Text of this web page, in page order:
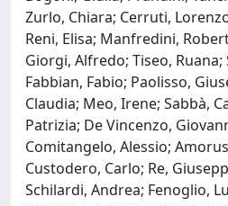
Zurlo, Chiara; Cerruti,
Reni, Elisa; Manfredini,
Giorgi, Alfredo; Tiseo, Ruana;
Fabbian, Fabio; Paolisso,
Claudia; Meo, Irene; Sabbà,
Patrizia; De Vincenzo,
Comitangelo, Alessio;
Custodero, Carlo; Re,
Schilardi, Andrea; Fenoglio,